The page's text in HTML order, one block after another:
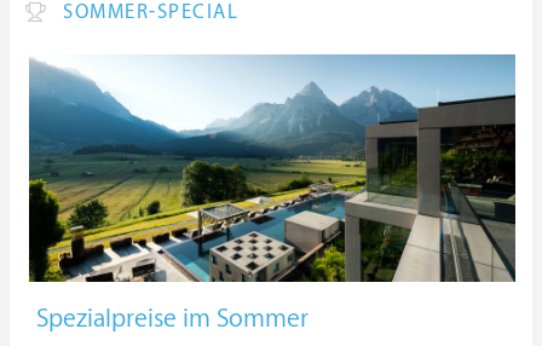
SOMMER-SPECIAL
Spezialpreise im Sommer